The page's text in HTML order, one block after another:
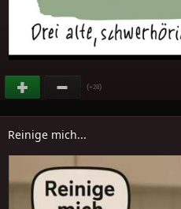
(+28)
Reinige mich...